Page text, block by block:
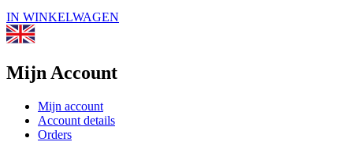
IN WINKELWAGEN
Mijn Account
Mijn account
Account details
Orders